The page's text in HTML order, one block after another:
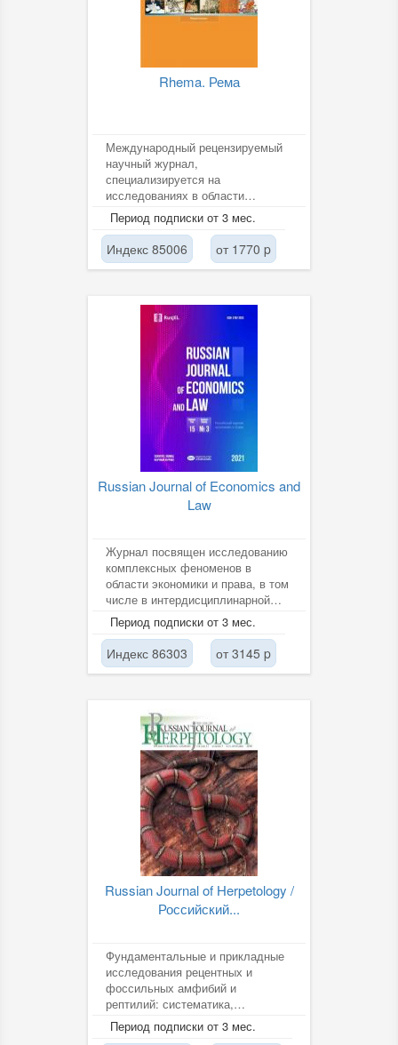
Rhema. Рема
Международный рецензируемый
научный журнал,
специализируется на
исследованиях в области
лингвистики, филологии,
преподавания языков и
литературы, а...
Период подписки от 3 мес.
Индекс 85006 от 1770 p
Russian Journal of Economics and
Law
Журнал посвящен исследованию
комплексных феноменов в
области экономики и права, в том
числе в интердисциплинарной
форме. Издание приветствует...
Период подписки от 3 мес.
Индекс 86303 от 3145 p
Russian Journal of Herpetology /
Российский...
Фундаментальные и прикладные
исследования рецентных и
фоссильных амфибий и
рептилий: систематика,
распространение, филогения,
морфология,...
Период подписки от 3 мес.